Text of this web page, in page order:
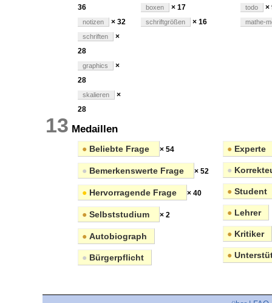
36
notizen × 32
schriften
×
28
graphics
×
28
skalieren
×
28
boxen × 17
schriftgrößen × 16
todo
×
mathe-
13 Medaillen
● Beliebte Frage × 54
● Bemerkenswerte Frage × 52
● Hervorragende Frage × 40
● Selbststudium × 2
● Autobiograph
● Bürgerpflicht
● Experte
●
● Student
● Lehrer
● Kritiker
●